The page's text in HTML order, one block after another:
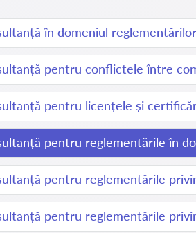
în domeniul
pentru conflictele între
pentru licențele și
pentru reglementările în
pentru reglementările
pentru reglementările